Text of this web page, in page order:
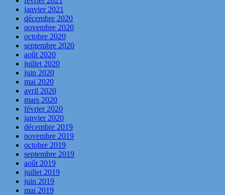
janvier 2021
décembre 2020
novembre 2020
octobre 2020
septembre 2020
août 2020
juillet 2020
juin 2020
mai 2020
avril 2020
mars 2020
février 2020
janvier 2020
décembre 2019
novembre 2019
octobre 2019
septembre 2019
août 2019
juillet 2019
juin 2019
mai 2019